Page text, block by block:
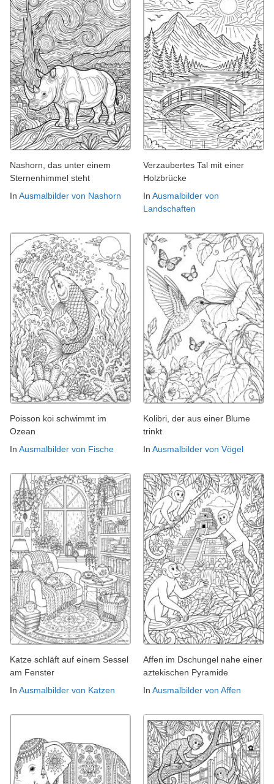
Nashorn, das unter einem
Sternenhimmel steht
In Ausmalbilder von Nashorn
Verzaubertes Tal mit einer
Holzbrücke
In Ausmalbilder von
Landschaften
Poisson koi schwimmt im
Ozean
In Ausmalbilder von Fische
Kolibri, der aus einer Blume
trinkt
In Ausmalbilder von Vögel
Katze schläft auf einem Sessel
am Fenster
In Ausmalbilder von Katzen
Affen im Dschungel nahe einer
aztekischen Pyramide
In Ausmalbilder von Affen